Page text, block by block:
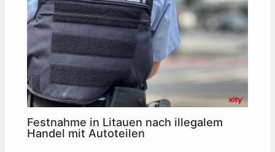
Festnahme in Litauen nach illegalem
Handel mit Autoteilen